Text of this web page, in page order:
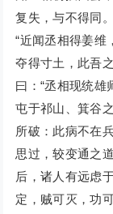
复失，与不得同
“近闻丞相得姜维
夺得寸土，此吾
曰：“丞相现统雄
屯于祁山、箕谷
所破：此病不在
思过，较变通之
后，诸人有远虑
定，贼可灭，功